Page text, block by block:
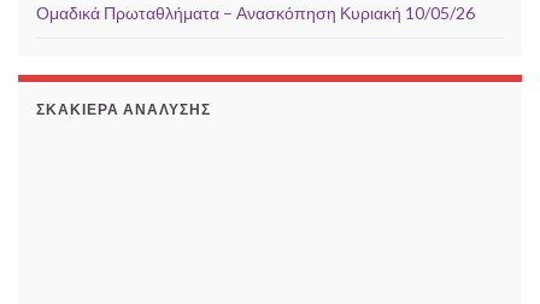
Ομαδικά Πρωταθλήματα – Ανασκόπηση Κυριακή 10/05/26
ΣΚΑΚΙΈΡΑ ΑΝΆΛΥΣΗΣ